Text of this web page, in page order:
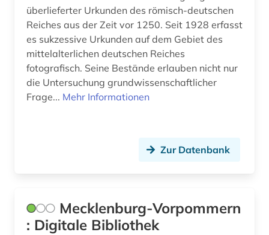
überlieferter Urkunden des römisch-deutschen
Reiches aus der Zeit vor 1250. Seit 1928 erfasst
es sukzessive Urkunden auf dem Gebiet des
mittelalterlichen deutschen Reiches
fotografisch. Seine Bestände erlauben nicht nur
die Untersuchung grundwissenschaftlicher
Frage... Mehr Informationen
Zur Datenbank
Mecklenburg-Vorpommern
: Digitale Bibliothek